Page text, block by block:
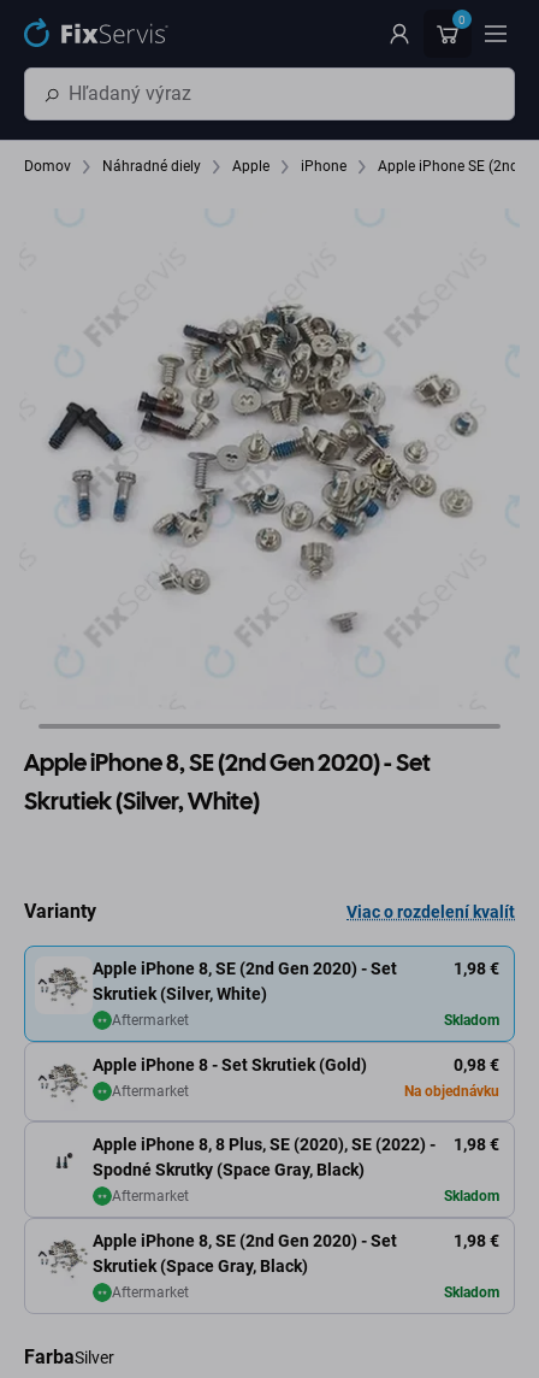
Preskočiť na hlavný obsah 0
Domov Náhradné diely Apple iPhone Apple iPhone SE (2nd
Apple iPhone 8, SE (2nd Gen 2020) - Set
Skrutiek (Silver, White)
Varianty Viac o rozdelení kvalít
Apple iPhone 8, SE (2nd Gen 2020) - Set
Skrutiek (Silver, White)
1,98 €
Aftermarket Skladom
Apple iPhone 8 - Set Skrutiek (Gold) 0,98 €
Aftermarket Na objednávku
Apple iPhone 8, 8 Plus, SE (2020), SE (2022) -
Spodné Skrutky (Space Gray, Black)
1,98 €
Aftermarket Skladom
Apple iPhone 8, SE (2nd Gen 2020) - Set
Skrutiek (Space Gray, Black)
1,98 €
Aftermarket Skladom
FarbaSilver